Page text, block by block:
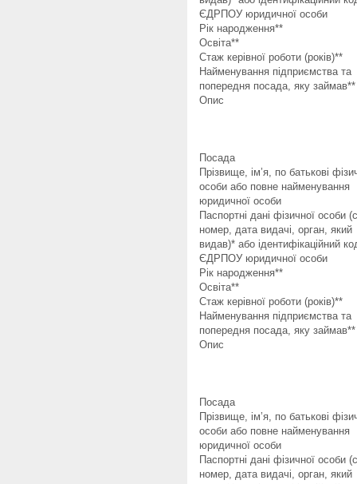
ЄДРПОУ юридичної особи
Рік народження**
Освіта**
Стаж керівної роботи (років)**
Найменування підприємства та
попередня посада, яку займав**
Опис
Посада
Прізвище, ім’я, по батькові
особи або повне найменування
юридичної особи
Паспортні дані фізичної особи
номер, дата видачі, орган, який
видав)* або ідентифікаційний
ЄДРПОУ юридичної особи
Рік народження**
Освіта**
Стаж керівної роботи (років)**
Найменування підприємства та
попередня посада, яку займав**
Опис
Посада
Прізвище, ім’я, по батькові
особи або повне найменування
юридичної особи
Паспортні дані фізичної особи
номер, дата видачі, орган, який